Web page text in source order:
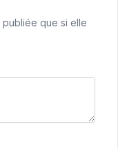
que si elle